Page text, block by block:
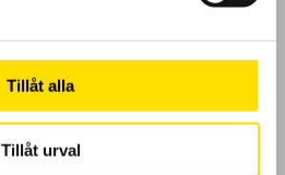
Tillåt alla
Tillåt urval
Cookies
Klagomål